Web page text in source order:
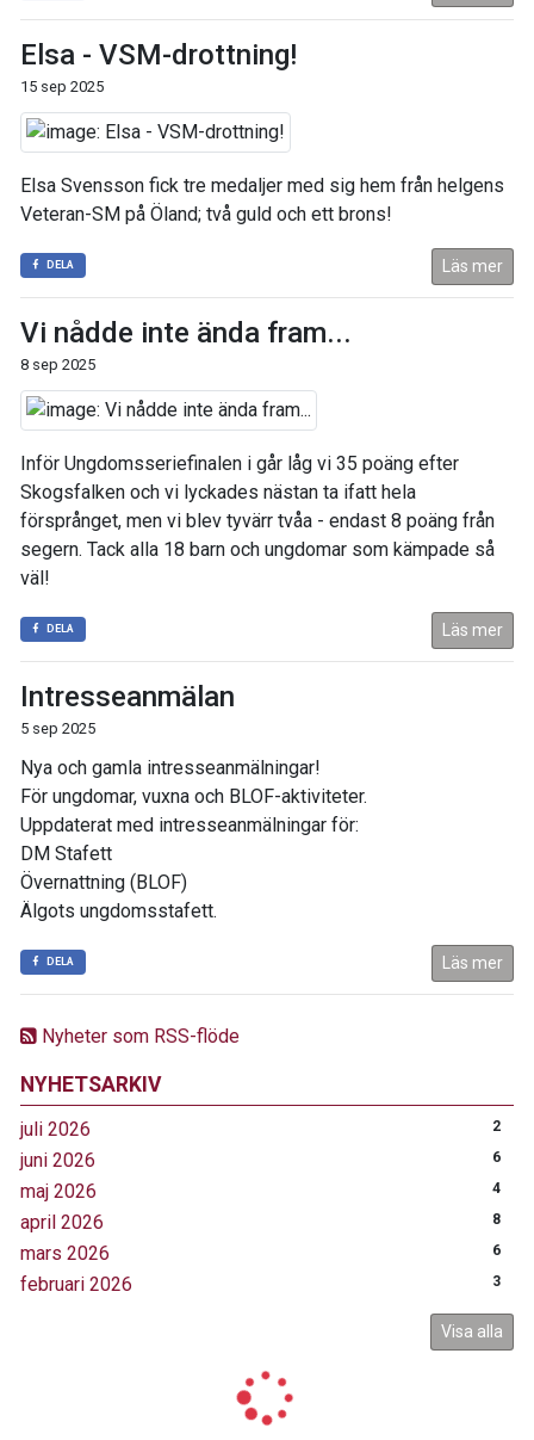
Nyheter som RSS-flöde
NYHETSARKIV
juli 2026 2
juni 2026 6
maj 2026 4
april 2026 8
mars 2026 6
februari 2026 3
Visa alla
Elsa - VSM-drottning!
15 sep 2025
Elsa Svensson fick tre medaljer med sig hem från helgens
Veteran-SM på Öland; två guld och ett brons!
DELA Läs mer
Vi nådde inte ända fram...
8 sep 2025
Inför Ungdomsseriefinalen i går låg vi 35 poäng efter
Skogsfalken och vi lyckades nästan ta ifatt hela
försprånget, men vi blev tyvärr tvåa - endast 8 poäng från
segern. Tack alla 18 barn och ungdomar som kämpade så
väl!
DELA Läs mer
Intresseanmälan
5 sep 2025
Nya och gamla intresseanmälningar!
För ungdomar, vuxna och BLOF-aktiviteter.
Uppdaterat med intresseanmälningar för:
DM Stafett
Övernattning (BLOF)
Älgots ungdomsstafett.
DELA Läs mer